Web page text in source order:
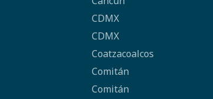
CDMX
CDMX
Coatzacoalcos
Comitán
Comitán